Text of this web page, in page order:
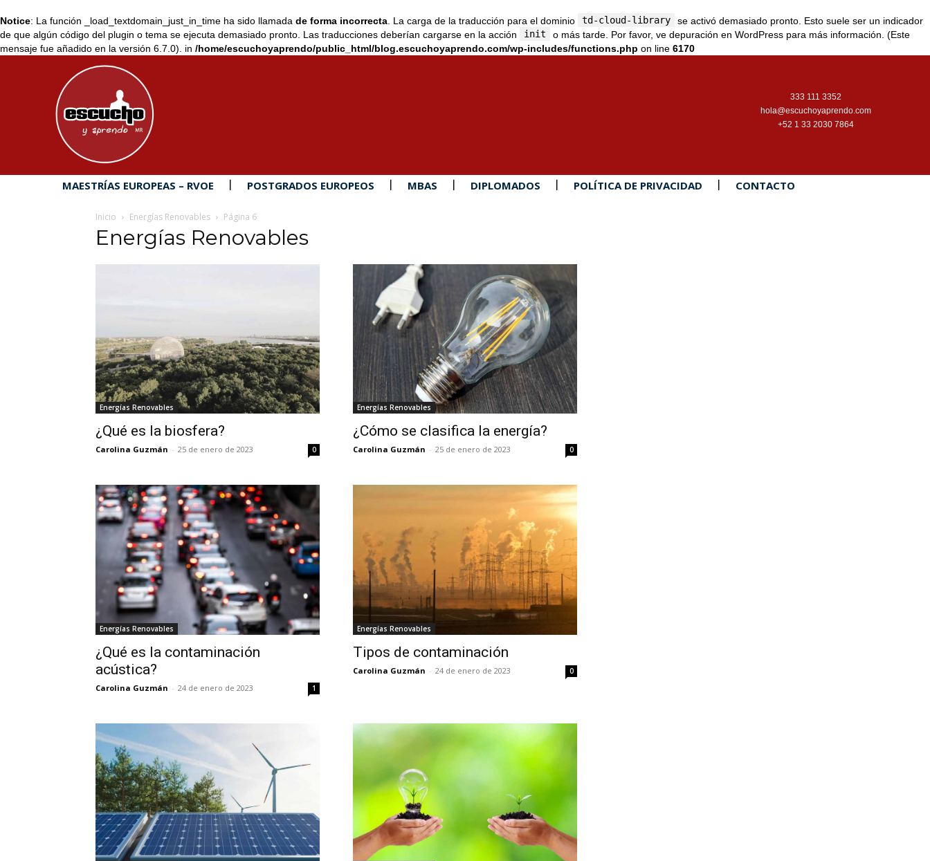
Notice: La función _load_textdomain_just_in_time ha sido llamada de forma incorrecta . La carga de la traducción para el dominio td-cloud-library
se activó demasiado pronto. Esto suele ser un indicador
de que algún código del plugin o tema se ejecuta demasiado pronto. Las traducciones deberían cargarse en la acción
init o más tarde. Por favor, ve depuración en WordPress para más información. (Este
mensaje fue añadido en la versión 6.7.0). in /home/escuchoyaprendo/public_html/blog.escuchoyaprendo.com/wp-includes/functions.php on line 6170
333 111 3352
hola@escuchoyaprendo.com
+52 1 33 2030 7864
MAESTRÍAS EUROPEAS – RVOE POSTGRADOS EUROPEOS MBAS DIPLOMADOS POLÍTICA DE PRIVACIDAD CONTACTO
Inicio Energías Renovables Página 6
Energías Renovables
Energías Renovables
¿Qué es la biosfera?
Carolina Guzmán - 25 de enero de 2023 0
Energías Renovables
¿Cómo se clasifica la energía?
Carolina Guzmán - 25 de enero de 2023 0
Energías Renovables
¿Qué es la contaminación
acústica?
Carolina Guzmán - 24 de enero de 2023 1
Energías Renovables
Tipos de contaminación
Carolina Guzmán - 24 de enero de 2023 0